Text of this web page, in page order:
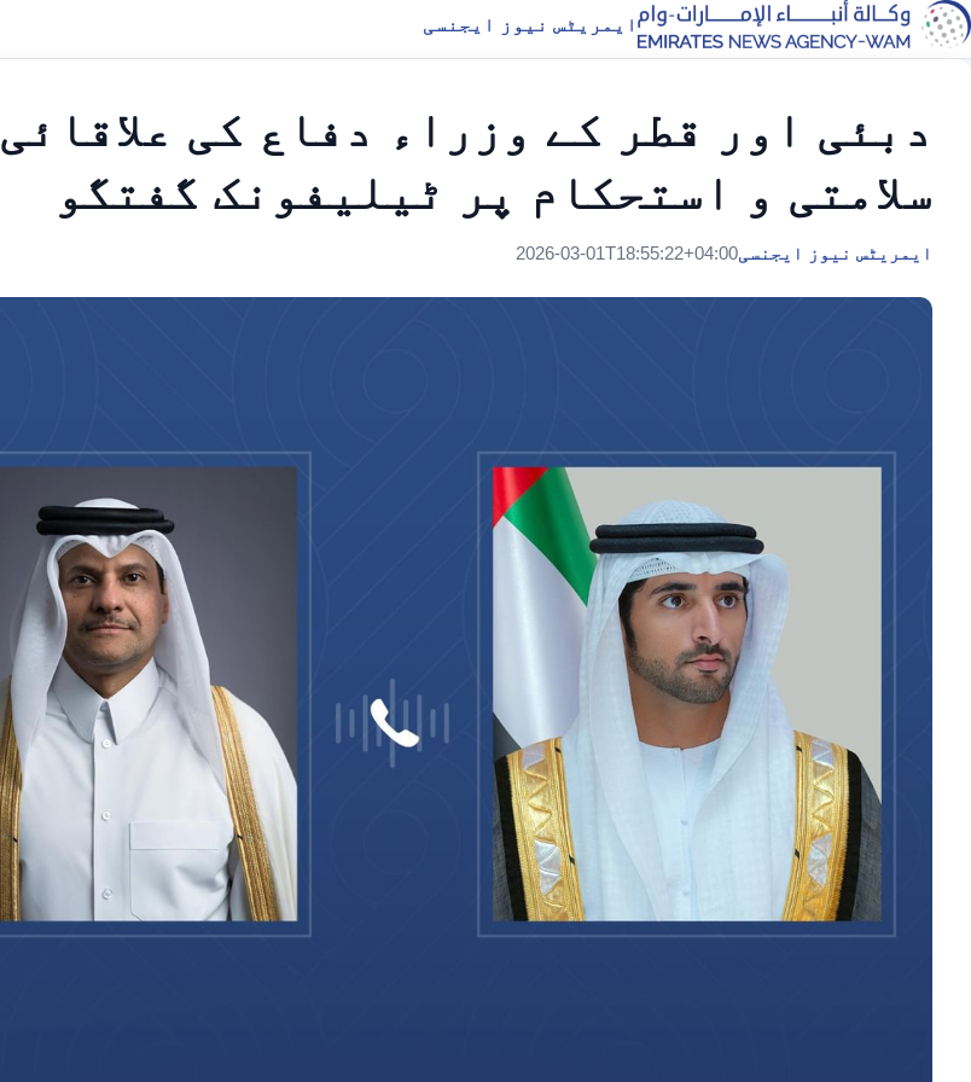
ایمریٹس نیوز ایجنسی
دبئی اور قطر کے وزراء دفاع کی علاقائی
سلامتی و استحکام پر ٹیلیفونک گفتگو
ایمریٹس نیوز ایجنسی2026-03-01T18:55:22+04:00